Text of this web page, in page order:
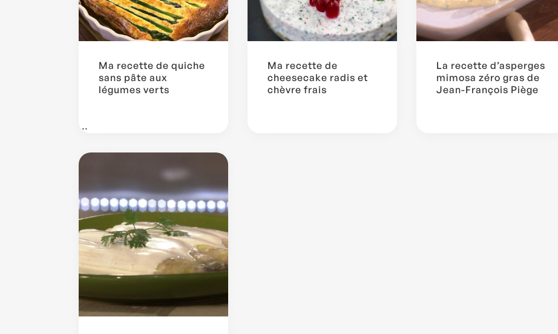
Ma recette de quiche
sans pâte aux
légumes verts
...
Ma recette de
cheesecake radis et
chèvre frais
La recette d’asperges
mimosa zéro gras de
Jean-François Piège